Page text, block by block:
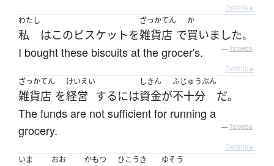
Details ▸
わたし
私 はこのビスケット を
ざっかてん
雑貨店 で
か
買いました。
I bought these biscuits at the grocer's. — Tatoeba
Details ▸
ざっかてん
雑貨店 を
けいえい
経営 するには
しきん
資金が
ふじゅうぶん
不十分 だ。
The funds are not sufficient for running a
grocery.
— Tatoeba
Details ▸
いま
おお かもつ ひこうき ゆそう